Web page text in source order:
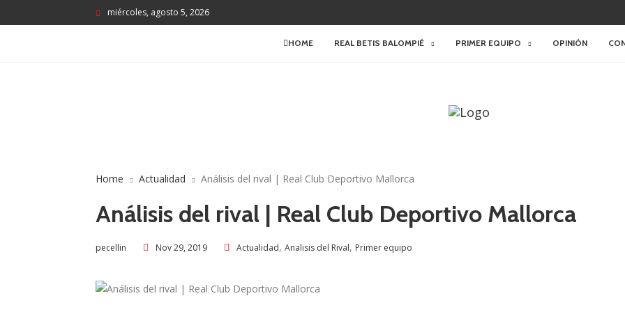
miércoles, agosto 5, 2026
HOME REAL BETIS BALOMPIÉ PRIMER EQUIPO OPINIÓN
Home Actualidad Análisis del rival | Real Club Deportivo Mallorca
Análisis del rival | Real Club Deportivo Mallorca
pecellin Nov 29, 2019 Actualidad, Analisis del Rival, Primer equipo